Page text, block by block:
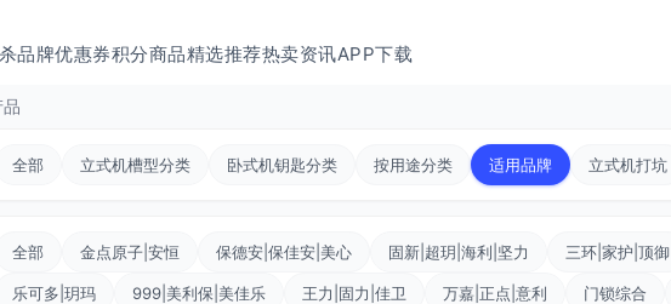
品牌优惠券积分商品精选推荐热卖资讯APP下载
品
全部 立式机槽型分类 卧式机钥匙分类 按用途分类 适用品牌 立式机打坑
全部 金点原子|安恒 保德安|保佳安|美心 固新|超玥|海利|坚力 三环|家护|顶御
乐可多|玥玛 999|美利保|美佳乐 王力|固力|佳卫 万嘉|正点|意利 门锁综合